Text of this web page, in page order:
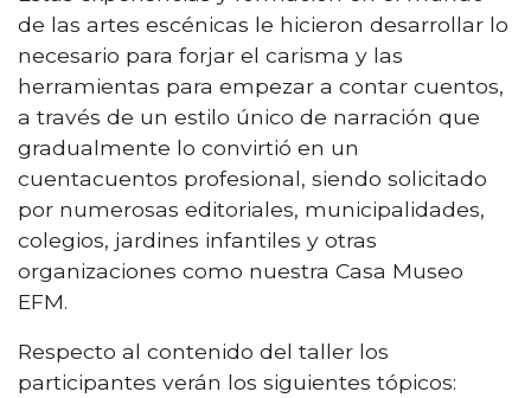
de las artes escénicas le hicieron desarrollar lo
necesario para forjar el carisma y las
herramientas para empezar a contar cuentos,
a través de un estilo único de narración que
gradualmente lo convirtió en un
cuentacuentos profesional, siendo solicitado
por numerosas editoriales, municipalidades,
colegios, jardines infantiles y otras
organizaciones como nuestra Casa Museo
EFM.
Respecto al contenido del taller los
participantes verán los siguientes tópicos: